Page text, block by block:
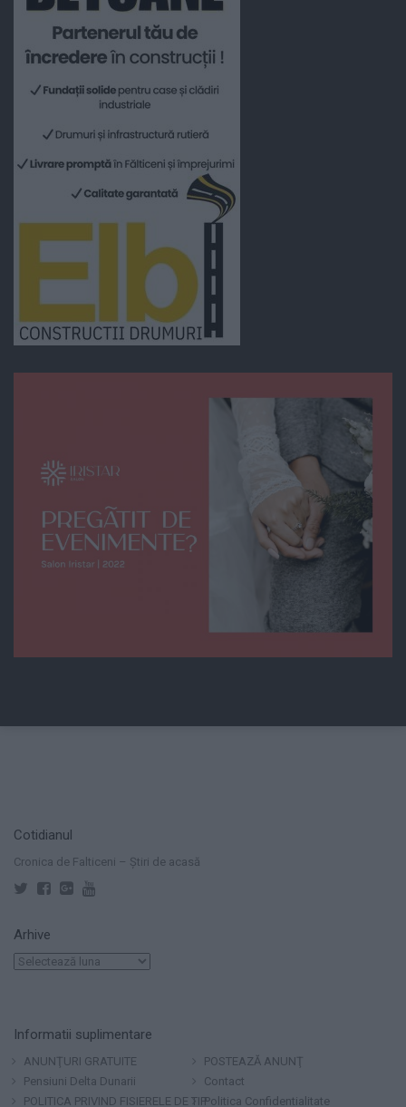
Cotidianul
Cronica de Falticeni – Știri de acasă
Arhive
Arhive
Informatii suplimentare
ANUNŢURI GRATUITE
POSTEAZĂ ANUNŢ
Pensiuni Delta Dunarii
Contact
POLITICA PRIVIND FISIERELE DE TIPPolitica Confidentialitate